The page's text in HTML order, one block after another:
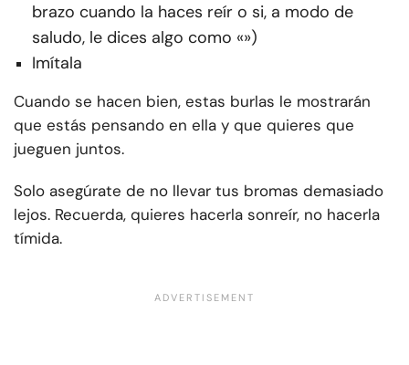
brazo cuando la haces reír o si, a modo de
saludo, le dices algo como «»)
Imítala
Cuando se hacen bien, estas burlas le mostrarán
que estás pensando en ella y que quieres que
jueguen juntos.
Solo asegúrate de no llevar tus bromas demasiado
lejos. Recuerda, quieres hacerla sonreír, no hacerla
tímida.